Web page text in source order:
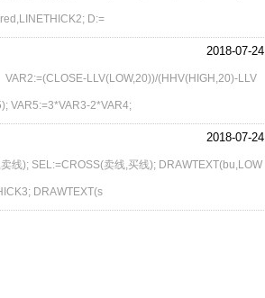
D:=
2018-07-24
LLV(LOW,20))/(HHV(HIGH,20)-LLV
VAR5:=3*VAR3-2*VAR4;
2018-07-24
线); SEL:=CROSS(卖线,买线); DRAWTEXT(bu,LOW
DRAWTEXT(s